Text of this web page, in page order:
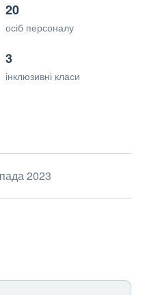
20
осіб персоналу
3
інклюзивні класи
2023